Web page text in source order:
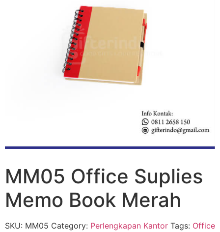
MM05 Office Suplies
Memo Book Merah
SKU: MM05 Category: Perlengkapan Kantor Tags: Office